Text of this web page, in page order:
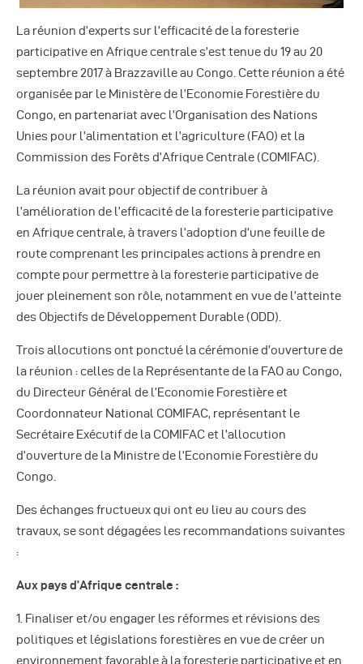
La réunion d’experts sur l’efficacité de la foresterie
participative en Afrique centrale s’est tenue du 19 au 20
septembre 2017 à Brazzaville au Congo. Cette réunion a été
organisée par le Ministère de l’Economie Forestière du
Congo, en partenariat avec l’Organisation des Nations
Unies pour l’alimentation et l’agriculture (FAO) et la
Commission des Forêts d’Afrique Centrale (COMIFAC).
La réunion avait pour objectif de contribuer à
l’amélioration de l’efficacité de la foresterie participative
en Afrique centrale, à travers l’adoption d’une feuille de
route comprenant les principales actions à prendre en
compte pour permettre à la foresterie participative de
jouer pleinement son rôle, notamment en vue de l’atteinte
des Objectifs de Développement Durable (ODD).
Trois allocutions ont ponctué la cérémonie d’ouverture de
la réunion : celles de la Représentante de la FAO au Congo,
du Directeur Général de l’Economie Forestière et
Coordonnateur National COMIFAC, représentant le
Secrétaire Exécutif de la COMIFAC et l’allocution
d’ouverture de la Ministre de l’Economie Forestière du
Congo.
Des échanges fructueux qui ont eu lieu au cours des
travaux, se sont dégagées les recommandations suivantes
:
Aux pays d’Afrique centrale :
1. Finaliser et/ou engager les réformes et révisions des
politiques et législations forestières en vue de créer un
environnement favorable à la foresterie participative et en